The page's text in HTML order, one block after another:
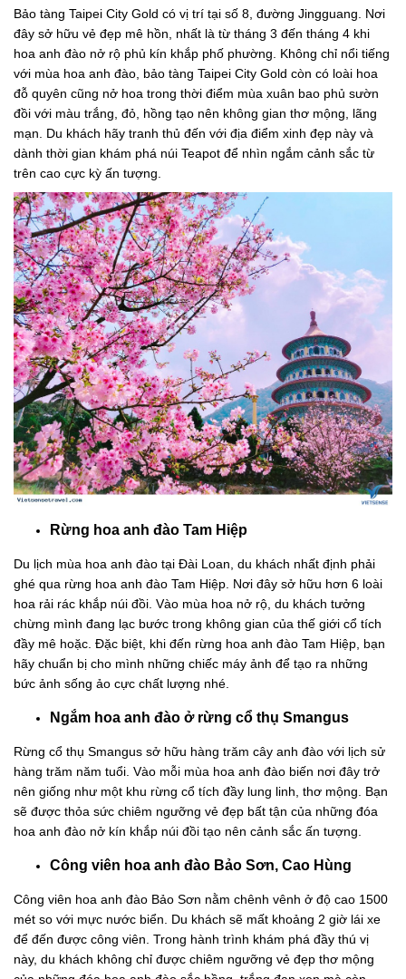
Bảo tàng Taipei City Gold có vị trí tại số 8, đường Jingguang. Nơi
đây sở hữu vẻ đẹp mê hồn, nhất là từ tháng 3 đến tháng 4 khi
hoa anh đào nở rộ phủ kín khắp phố phường. Không chỉ nổi tiếng
với mùa hoa anh đào, bảo tàng Taipei City Gold còn có loài hoa
đỗ quyên cũng nở hoa trong thời điểm mùa xuân bao phủ sườn
đồi với màu trắng, đỏ, hồng tạo nên không gian thơ mộng, lãng
mạn. Du khách hãy tranh thủ đến với địa điểm xinh đẹp này và
dành thời gian khám phá núi Teapot để nhìn ngắm cảnh sắc từ
trên cao cực kỳ ấn tượng.
Rừng hoa anh đào Tam Hiệp
Du lịch mùa hoa anh đào tại Đài Loan, du khách nhất định phải
ghé qua rừng hoa anh đào Tam Hiệp. Nơi đây sở hữu hơn 6 loài
hoa rải rác khắp núi đồi. Vào mùa hoa nở rộ, du khách tưởng
chừng mình đang lạc bước trong không gian của thế giới cổ tích
đầy mê hoặc. Đặc biệt, khi đến rừng hoa anh đào Tam Hiệp, bạn
hãy chuẩn bị cho mình những chiếc máy ảnh để tạo ra những
bức ảnh sống ảo cực chất lượng nhé.
Ngắm hoa anh đào ở rừng cổ thụ Smangus
Rừng cổ thụ Smangus sở hữu hàng trăm cây anh đào với lịch sử
hàng trăm năm tuổi. Vào mỗi mùa hoa anh đào biến nơi đây trở
nên giống như một khu rừng cổ tích đầy lung linh, thơ mộng. Bạn
sẽ được thỏa sức chiêm ngưỡng vẻ đẹp bất tận của những đóa
hoa anh đào nở kín khắp núi đồi tạo nên cảnh sắc ấn tượng.
Công viên hoa anh đào Bảo Sơn, Cao Hùng
Công viên hoa anh đào Bảo Sơn nằm chênh vênh ở độ cao 1500
mét so với mực nước biển. Du khách sẽ mất khoảng 2 giờ lái xe
để đến được công viên. Trong hành trình khám phá đầy thú vị
này, du khách không chỉ được chiêm ngưỡng vẻ đẹp thơ mộng